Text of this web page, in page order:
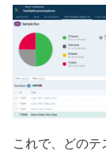
これで、どの